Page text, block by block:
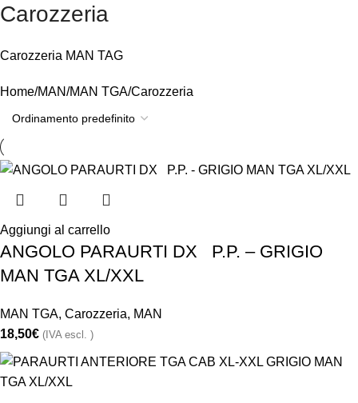
Carozzeria
Carozzeria MAN TAG
Home MAN MAN TGA Carozzeria
Aggiungi al carrello
ANGOLO PARAURTI DX P.P. – GRIGIO
MAN TGA XL/XXL
MAN TGA, Carozzeria, MAN
18,50€ (IVA escl. )